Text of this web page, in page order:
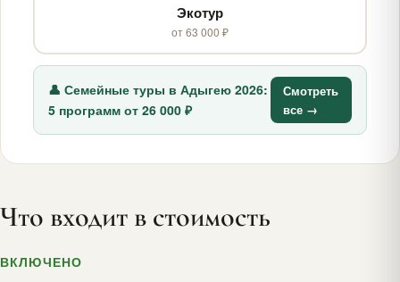
Экотур
от 63 000 ₽
👤 Семейные туры в Адыгею 2026:
5 программ от 26 000 ₽
Смотреть
все →
Что входит в стоимость
ВКЛЮЧЕНО